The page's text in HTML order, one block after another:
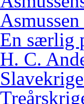
En særlig
H. C.